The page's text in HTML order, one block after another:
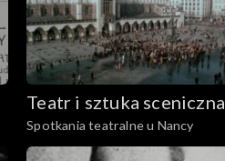
Teatr i sztuka sceniczna
Spotkania teatralne u Nancy